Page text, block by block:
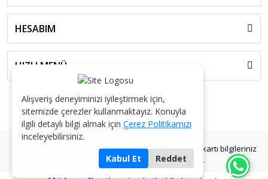
HESABIM
HIZLI MENÜ
Alışveriş deneyiminizi iyileştirmek için,
sitemizde çerezler kullanmaktayız. Konuyla
ilgili detaylı bilgi almak için Çerez Politikamızı
inceleyebilirsiniz.
Kabul Et
Reddet
© 2026 AKGÜL KOLONYA - Tüm Hakları Saklıdır. Kredi kartı bilgileriniz
256bit SSL sertifikası ile korunmaktadır.